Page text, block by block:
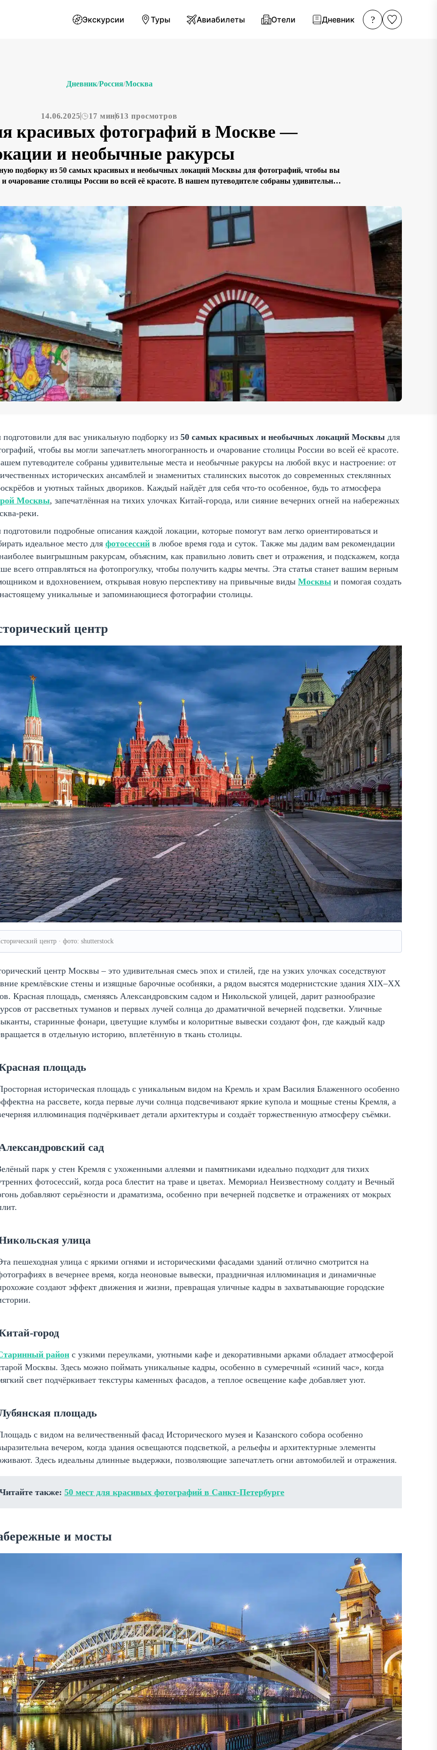
Экскурсии Туры Авиабилеты Отели Дневник ?
Дневник/Россия/Москва
14.06.2025 17 мин613 просмотров
красивых фотографий в Москве —
и необычные ракурсы
подборку из 50 самых красивых и необычных локаций Москвы для фотографий, чтобы вы
очарование столицы России во всей её красоте. В нашем путеводителе собраны удивительные
для вас уникальную подборку из 50 самых красивых и необычных локаций Москвы для
чтобы вы могли запечатлеть многогранность и очарование столицы России во всей её красоте.
путеводителе собраны удивительные места и необычные ракурсы на любой вкус и настроение: от
исторических ансамблей и знаменитых сталинских высоток до современных стеклянных
и уютных тайных двориков. Каждый найдёт для себя что-то особенное, будь то атмосфера
Москвы, запечатлённая на тихих улочках Китай-города, или сияние вечерних огней на набережных
реки.
подробные описания каждой локации, которые помогут вам легко ориентироваться и
идеальное место для фотосессий в любое время года и суток. Также мы дадим вам рекомендации
выигрышным ракурсам, объясним, как правильно ловить свет и отражения, и подскажем, когда
всего отправляться на фотопрогулку, чтобы получить кадры мечты. Эта статья станет вашим верным
и вдохновением, открывая новую перспективу на привычные виды Москвы и помогая создать
уникальные и запоминающиеся фотографии столицы.
центр
центр · фото: shutterstock
центр Москвы – это удивительная смесь эпох и стилей, где на узких улочках соседствуют
кремлёвские стены и изящные барочные особняки, а рядом высятся модернистские здания XIX–XX
Красная площадь, сменяясь Александровским садом и Никольской улицей, дарит разнообразие
от рассветных туманов и первых лучей солнца до драматичной вечерней подсветки. Уличные
старинные фонари, цветущие клумбы и колоритные вывески создают фон, где каждый кадр
в отдельную историю, вплетённую в ткань столицы.
площадь
историческая площадь с уникальным видом на Кремль и храм Василия Блаженного особенно
на рассвете, когда первые лучи солнца подсвечивают яркие купола и мощные стены Кремля, а
иллюминация подчёркивает детали архитектуры и создаёт торжественную атмосферу съёмки.
сад
парк у стен Кремля с ухоженными аллеями и памятниками идеально подходит для тихих
фотосессий, когда роса блестит на траве и цветах. Мемориал Неизвестному солдату и Вечный
добавляют серьёзности и драматизма, особенно при вечерней подсветке и отражениях от мокрых
улица
пешеходная улица с яркими огнями и историческими фасадами зданий отлично смотрится на
в вечернее время, когда неоновые вывески, праздничная иллюминация и динамичные
создают эффект движения и жизни, превращая уличные кадры в захватывающие городские
город
район с узкими переулками, уютными кафе и декоративными арками обладает атмосферой
Москвы. Здесь можно поймать уникальные кадры, особенно в сумеречный «синий час», когда
свет подчёркивает текстуры каменных фасадов, а теплое освещение кафе добавляет уют.
площадь
с видом на величественный фасад Исторического музея и Казанского собора особенно
вечером, когда здания освещаются подсветкой, а рельефы и архитектурные элементы
Здесь идеальны длинные выдержки, позволяющие запечатлеть огни автомобилей и отражения.
Читайте также: 50 мест для красивых фотографий в Санкт-Петербурге
и мосты